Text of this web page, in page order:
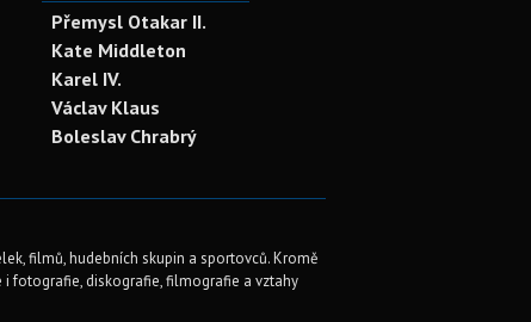
Přemysl Otakar II.
Kate Middleton
Karel IV.
Václav Klaus
Boleslav Chrabrý
filmů, hudebních skupin a sportovců. Kromě
fotografie, diskografie, filmografie a vztahy